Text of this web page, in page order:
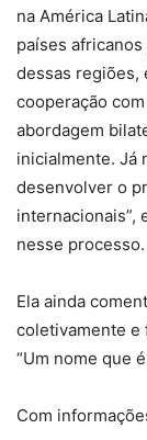
na América
países
dessas regiões,
cooperação
abordagem
inicialmente. Já
desenvolver o
internacionais”,
nesse processo.
Ela ainda
coletivamente e
“Um nome que
Com